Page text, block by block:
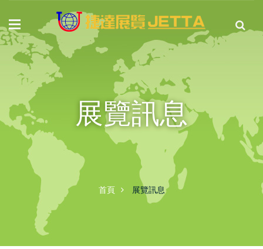
展覽訊息
首頁 展覽訊息